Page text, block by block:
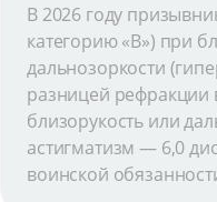
В 2026 году
категорию «В») при
дальнозоркости
разницей рефракции
близорукость или
астигматизм — 6,0
воинской